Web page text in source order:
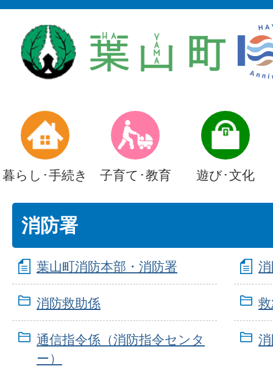
暮らし･手続き 子育て･教育 遊び･文化
消防署
葉山町消防本部・消防署
消防救助係
通信指令係（消防指令センタ
ー）